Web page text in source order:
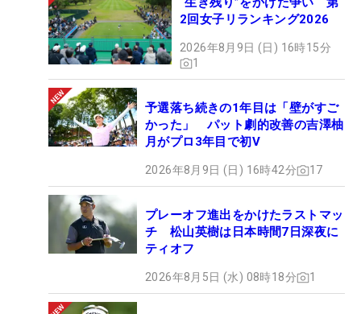
2回女子リランキング2026
2026年8月9日 (日) 16時15分
1
予選落ち続きの1年目は「壁がすご
かった」 パット劇的改善の吉澤柚
月がプロ3年目で初V
2026年8月9日 (日) 16時42分 17
プレーオフ進出をかけたラストマッ
チ 松山英樹は日本時間7日深夜に
ティオフ
2026年8月5日 (水) 08時18分 1